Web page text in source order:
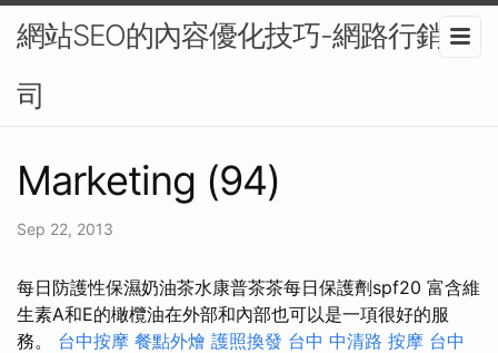
網站SEO的內容優化技巧-網路行銷公
司
Marketing (94)
Sep 22, 2013
每日防護性保濕奶油茶水康普茶茶每日保護劑spf20 富含維
生素A和E的橄欖油在外部和內部也可以是一項很好的服
務。 台中按摩 餐點外燴 護照換發 台中 中清路 按摩 台中